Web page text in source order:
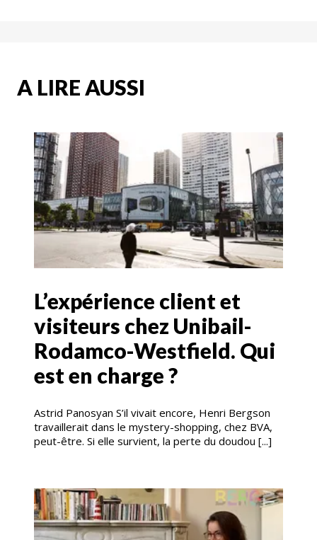
A LIRE AUSSI
L’expérience client et
visiteurs chez Unibail-
Rodamco-Westfield. Qui
est en charge ?
Astrid Panosyan S’il vivait encore, Henri Bergson
travaillerait dans le mystery-shopping, chez BVA,
peut-être. Si elle survient, la perte du doudou [...]